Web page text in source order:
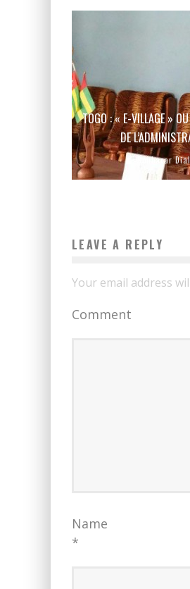
TOGO : « E-VILLAGE »
DE
Boubacar
LEAVE A REPLY
Your email address
Comment
Name
*